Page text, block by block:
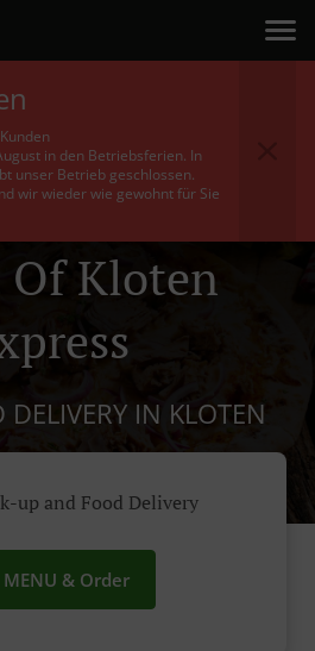
in den Betriebsferien. In
unser Betrieb geschlossen.
wir wieder wie gewohnt für Sie
Of Kloten
IN KLOTEN
up and Food Delivery
MENU & Order